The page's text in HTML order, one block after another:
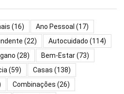
(16) Ano Pessoal (17)
(22) Autocuidado (114)
(28) Bem-Estar(73)
(59) Casas (138)
Combinações (26)